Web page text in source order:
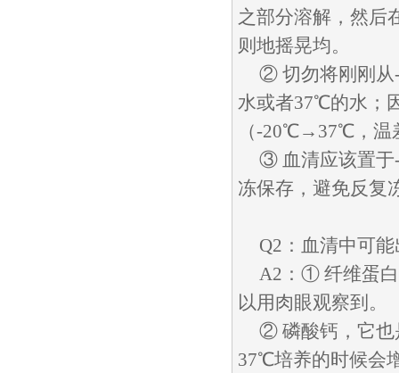
之部分溶解，然后
则地摇晃均。
② 切勿将刚刚从
水或者37℃的水；
（-20℃→37℃，温
③ 血清应该置于
冻保存，避免反复
Q2：血清中可
A2：① 纤维蛋白
以用肉眼观察到。
② 磷酸钙，它也
37℃培养的时候会